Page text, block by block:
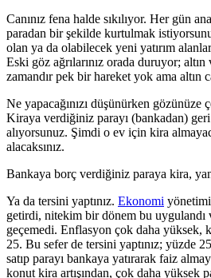
Canınız fena halde sıkılıyor. Her gün
paradan bir şekilde kurtulmak
olan ya da olabilecek yeni yatırım
Eski göz ağrılarınız orada duruyor; altın
zamandır pek bir hareket yok ama altın
Ne yapacağınızı düşünürken
Kiraya verdiğiniz parayı (bankadan)
alıyorsunuz. Şimdi o ev için kira
alacaksınız.
Bankaya borç verdiğiniz paraya kira,
Ya da tersini yaptınız. Ekonomi yönetimi
getirdi, nitekim bir dönem bu uygulandı
geçemedi. Enflasyon çok daha yüksek,
25. Bu sefer de tersini yaptınız; yüzde
satıp parayı bankaya yatırarak faiz
konut kira artışından, çok daha yüksek